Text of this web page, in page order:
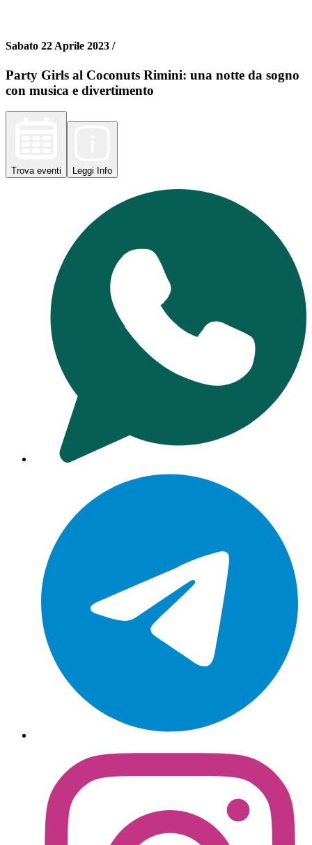
Sabato 22 Aprile 2023 /
Party Girls al Coconuts Rimini: una notte da sogno
con musica e divertimento
Trova eventi Leggi Info